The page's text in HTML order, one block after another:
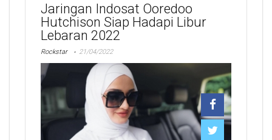
Jaringan Indosat Ooredoo
Hutchison Siap Hadapi Libur
Lebaran 2022
Rockstar 21/04/2022